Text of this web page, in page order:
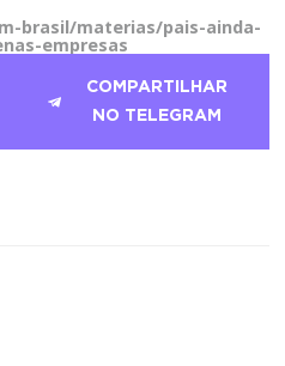
brasil/materias/pais-ainda-
empresas
COMPARTILHAR
NO TELEGRAM